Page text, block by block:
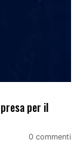
per il
0 commenti